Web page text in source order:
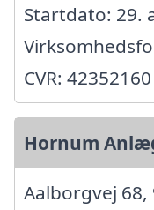
Startdato: 29.
CVR: 42352160
Hornum
Aalborgvej 68,